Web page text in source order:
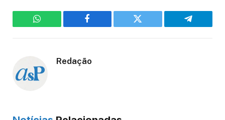
WhatsApp Facebook Twitter Telegram
Redação